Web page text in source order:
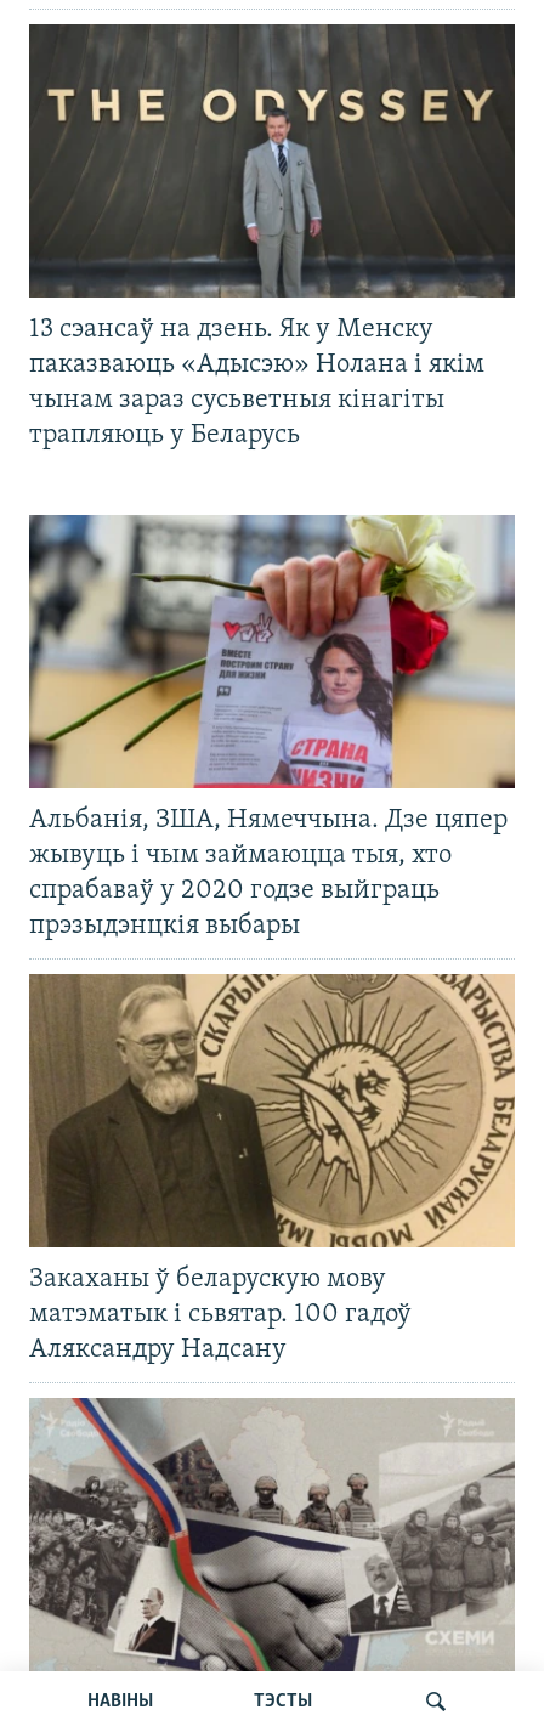
НАВІНЫ ТЭСТЫ
13 сэансаў на дзень. Як у Менску
паказваюць «Адысэю» Нолана і якім
чынам зараз сусьветныя кінагіты
трапляюць у Беларусь
Альбанія, ЗША, Нямеччына. Дзе цяпер
жывуць і чым займаюцца тыя, хто
спрабаваў у 2020 годзе выйграць
прэзыдэнцкія выбары
Закаханы ў беларускую мову
матэматык і сьвятар. 100 гадоў
Аляксандру Надсану
«Ня толькі пляцдарм»: як Беларусь